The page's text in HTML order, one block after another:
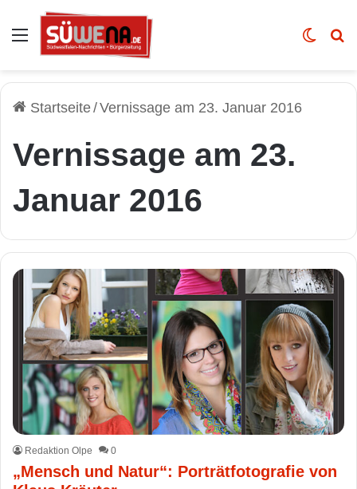
Auswahl Skin
Startseite/Vernissage am 23. Januar 2016
Vernissage am 23.
Januar 2016
Redaktion Olpe 0
„Mensch und Natur“: Porträtfotografie von